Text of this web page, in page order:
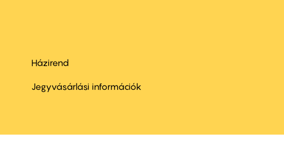
Footer
menu
Házirend
Jegyvásárlási információk